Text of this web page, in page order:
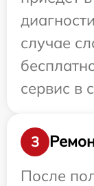
случае
сервис в
3
После